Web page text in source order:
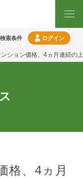
検索条件 ログイン
ション価格、4ヵ月連続の
格、4ヵ月